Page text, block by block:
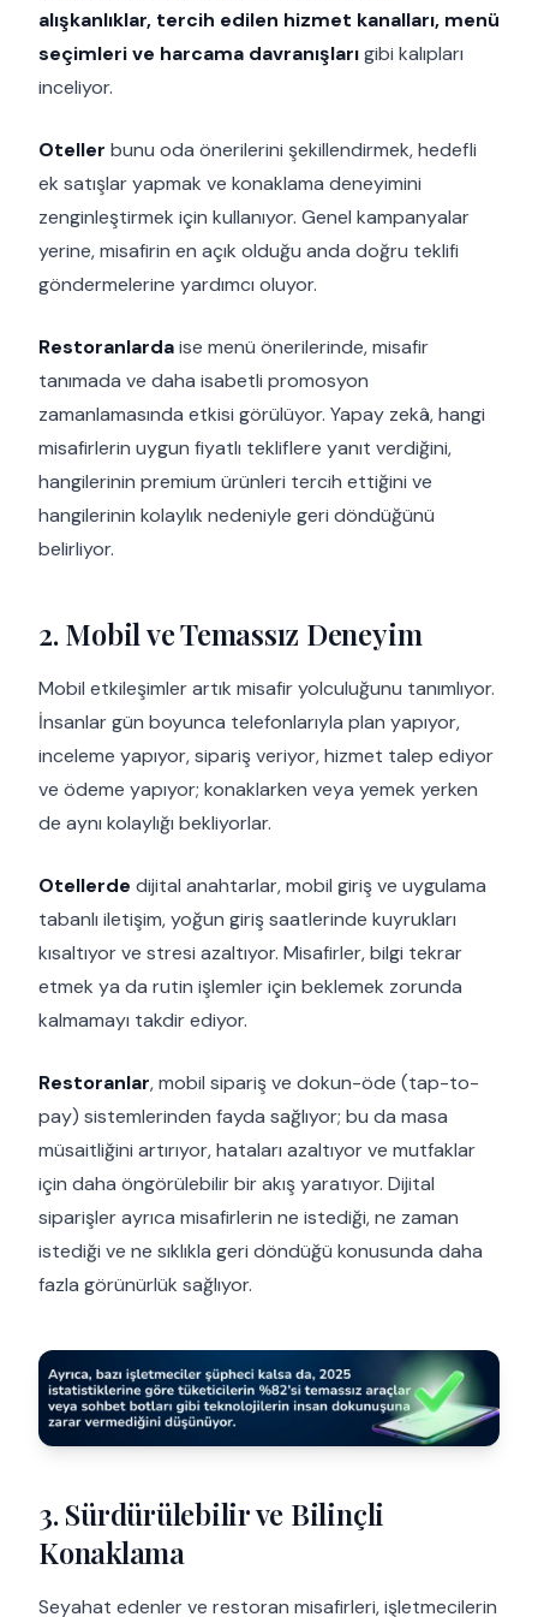
alışkanlıklar, tercih edilen hizmet kanalları, menü
seçimleri ve harcama davranışlarıgibi kalıpları
inceliyor.
Oteller bunu oda önerilerini şekillendirmek, hedefli
ek satışlar yapmak ve konaklama deneyimini
zenginleştirmek için kullanıyor. Genel kampanyalar
yerine, misafirin en açık olduğu anda doğru teklifi
göndermelerine yardımcı oluyor.
Restoranlardaise menü önerilerinde, misafir
tanımada ve daha isabetli promosyon
zamanlamasında etkisi görülüyor. Yapay zekâ, hangi
misafirlerin uygun fiyatlı tekliflere yanıt verdiğini,
hangilerinin premium ürünleri tercih ettiğini ve
hangilerinin kolaylık nedeniyle geri döndüğünü
belirliyor.
2. Mobil ve Temassız Deneyim
Mobil etkileşimler artık misafir yolculuğunu tanımlıyor.
İnsanlar gün boyunca telefonlarıyla plan yapıyor,
inceleme yapıyor, sipariş veriyor, hizmet talep ediyor
ve ödeme yapıyor; konaklarken veya yemek yerken
de aynı kolaylığı bekliyorlar.
Otellerde dijital anahtarlar, mobil giriş ve uygulama
tabanlı iletişim, yoğun giriş saatlerinde kuyrukları
kısaltıyor ve stresi azaltıyor. Misafirler, bilgi tekrar
etmek ya da rutin işlemler için beklemek zorunda
kalmamayı takdir ediyor.
Restoranlar, mobil sipariş ve dokun-öde (tap-to-
pay) sistemlerinden fayda sağlıyor; bu da masa
müsaitliğini artırıyor, hataları azaltıyor ve mutfaklar
için daha öngörülebilir bir akış yaratıyor. Dijital
siparişler ayrıca misafirlerin ne istediği, ne zaman
istediği ve ne sıklıkla geri döndüğü konusunda daha
fazla görünürlük sağlıyor.
3. Sürdürülebilir ve Bilinçli
Konaklama
Seyahat edenler ve restoran misafirleri, işletmecilerin